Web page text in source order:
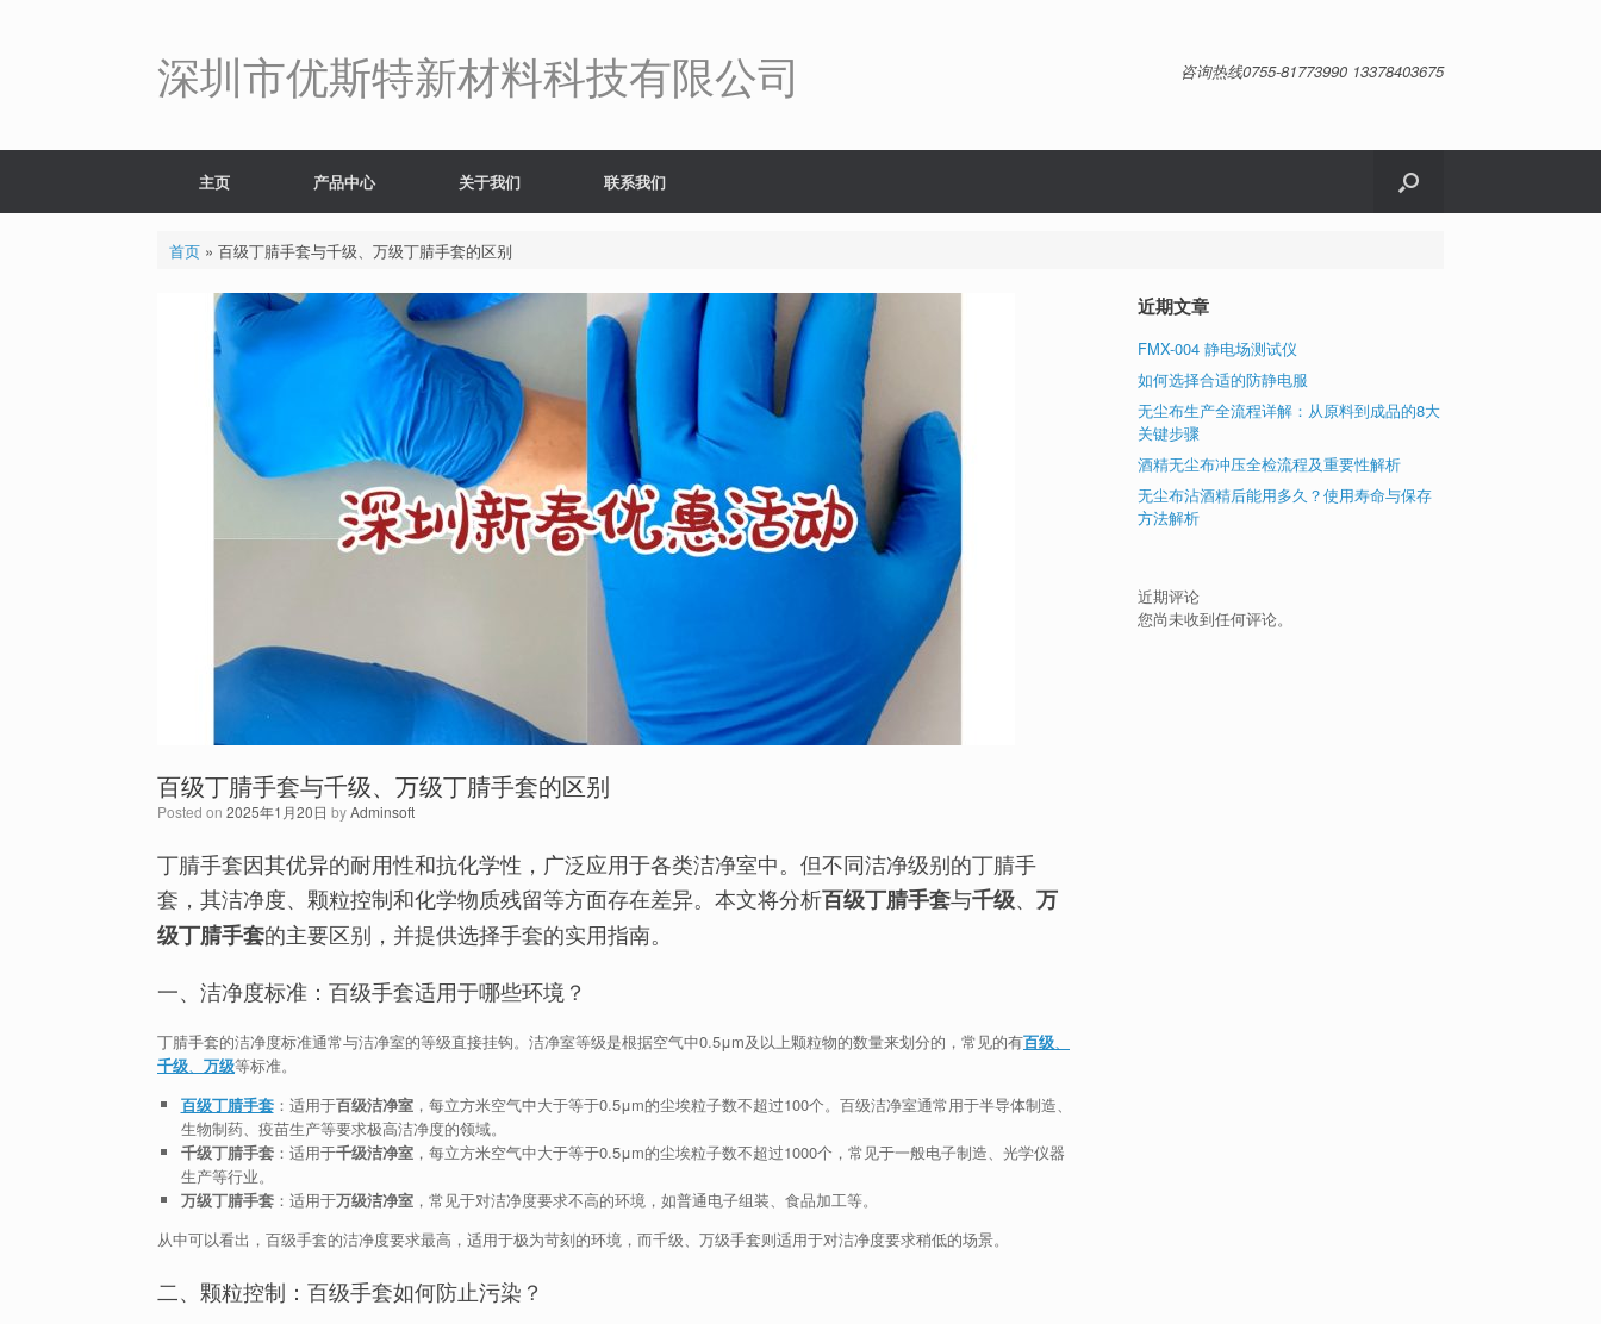
深圳市优斯特新材料科技有限公司 咨询热线0755-81773990 13378403675
主页 产品中心 关于我们 联系我们
首页» 百级丁腈手套与千级、万级丁腈手套的区别
百级丁腈手套与千级、万级丁腈手套的区别
Posted on 2025年1月20日 byAdminsoft
丁腈手套因其优异的耐用性和抗化学性，广泛应用于各类洁净室中。但不同洁净级别的丁腈手
套，其洁净度、颗粒控制和化学物质残留等方面存在差异。本文将分析百级丁腈手套与千级、 万
级丁腈手套的主要区别，并提供选择手套的实用指南。
一、洁净度标准：百级手套适用于哪些环境？
丁腈手套的洁净度标准通常与洁净室的等级直接挂钩。洁净室等级是根据空气中0.5μm及以上颗粒物的数量来划分的，常见的有百级、
千级、 万级等标准。
百级丁腈手套：适用于百级洁净室，每立方米空气中大于等于0.5μm的尘埃粒子数不超过100个。百级洁净室通常用于半导体制造、
生物制药、疫苗生产等要求极高洁净度的领域。
千级丁腈手套：适用于千级洁净室，每立方米空气中大于等于0.5μm的尘埃粒子数不超过1000个，常见于一般电子制造、光学仪器
生产等行业。
万级丁腈手套：适用于万级洁净室，常见于对洁净度要求不高的环境，如普通电子组装、食品加工等。
从中可以看出，百级手套的洁净度要求最高，适用于极为苛刻的环境，而千级、万级手套则适用于对洁净度要求稍低的场景。
二、颗粒控制：百级手套如何防止污染？
近期文章
FMX-004 静电场测试仪
如何选择合适的防静电服
无尘布生产全流程详解：从原料到成品的8大
关键步骤
酒精无尘布冲压全检流程及重要性解析
无尘布沾酒精后能用多久？使用寿命与保存
方法解析
近期评论
您尚未收到任何评论。